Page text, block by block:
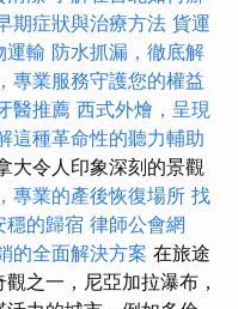
期症狀與治療方法 貨運
運輸 防水抓漏，徹底解
專業服務守護您的權益
醫推薦 西式外燴，呈現
這種革命性的聽力輔助
大令人印象深刻的景觀
專業的產後恢復場所 找
穩的歸宿 律師公會網
的全面解決方案 在旅途
之一，尼亞加拉瀑布，